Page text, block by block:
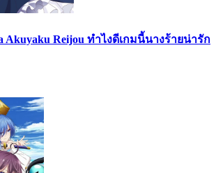
Akuyaku Reijou ทำไงดีเกมนี้นางร้ายน่ารัก